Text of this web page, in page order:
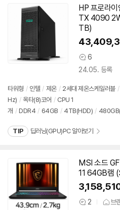
HP 프로라
TX 4090
TB)
상
품
견
6
24.05. 등록
타워형 / 인텔 / 제온 / 2세대 제온스케일러블 /
Hz) / 옥타(8)코어 / CPU 1
개 / DDR4 / 64GB / 4TB(HDD) /
TIP 딥러닝(GPU)PC 알아보기
MSI 소드
11 64GB램
상 2 브